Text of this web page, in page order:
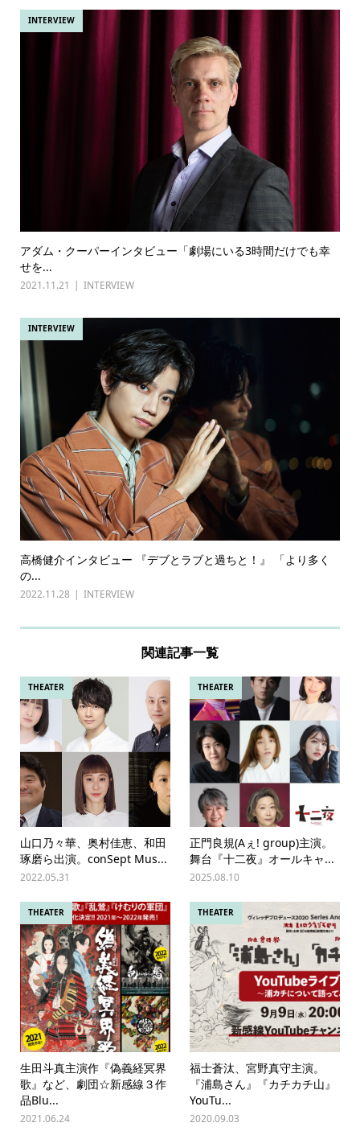
INTERVIEW
アダム・クーパーインタビュー「劇場にいる3時間だけでも幸
せを...
2021.11.21 INTERVIEW
INTERVIEW
高橋健介インタビュー 『デブとラブと過ちと！』 「より多く
の...
2022.11.28 INTERVIEW
関連記事一覧
THEATER
⼭⼝乃々華、奥村佳恵、和⽥
琢磨ら出演。conSept Mus...
2022.05.31
THEATER
正門良規(Aぇ! group)主演。
舞台『十二夜』オールキャ...
2025.08.10
THEATER
生田斗真主演作『偽義経冥界
歌』など、劇団☆新感線３作
品Blu...
2021.06.24
THEATER
福士蒼汰、宮野真守主演。
『浦島さん』『カチカチ山』
YouTu...
2020.09.03